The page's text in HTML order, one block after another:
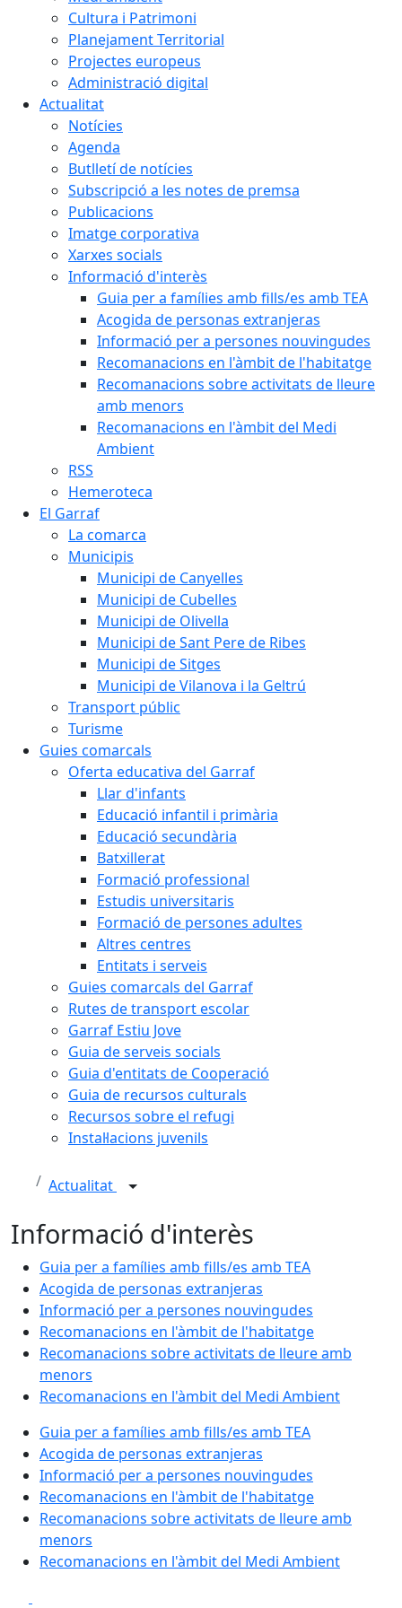
Cultura i Patrimoni
Planejament Territorial
Projectes europeus
Administració digital
Actualitat
Notícies
Agenda
Butlletí de notícies
Subscripció a les notes de premsa
Publicacions
Imatge corporativa
Xarxes socials
Informació d'interès
Guia per a famílies amb fills/es amb TEA
Acogida de personas extranjeras
Informació per a persones nouvingudes
Recomanacions en l'àmbit de l'habitatge
Recomanacions sobre activitats de lleure
amb menors
Recomanacions en l'àmbit del Medi
Ambient
RSS
Hemeroteca
El Garraf
La comarca
Municipis
Municipi de Canyelles
Municipi de Cubelles
Municipi de Olivella
Municipi de Sant Pere de Ribes
Municipi de Sitges
Municipi de Vilanova i la Geltrú
Transport públic
Turisme
Guies comarcals
Oferta educativa del Garraf
Llar d'infants
Educació infantil i primària
Educació secundària
Batxillerat
Formació professional
Estudis universitaris
Formació de persones adultes
Altres centres
Entitats i serveis
Guies comarcals del Garraf
Rutes de transport escolar
Garraf Estiu Jove
Guia de serveis socials
Guia d'entitats de Cooperació
Guia de recursos culturals
Recursos sobre el refugi
Instal·lacions juvenils
Actualitat
Informació d'interès
Guia per a famílies amb fills/es amb TEA
Acogida de personas extranjeras
Informació per a persones nouvingudes
Recomanacions en l'àmbit de l'habitatge
Recomanacions sobre activitats de lleure amb
menors
Recomanacions en l'àmbit del Medi Ambient
Guia per a famílies amb fills/es amb TEA
Acogida de personas extranjeras
Informació per a persones nouvingudes
Recomanacions en l'àmbit de l'habitatge
Recomanacions sobre activitats de lleure amb
menors
Recomanacions en l'àmbit del Medi Ambient